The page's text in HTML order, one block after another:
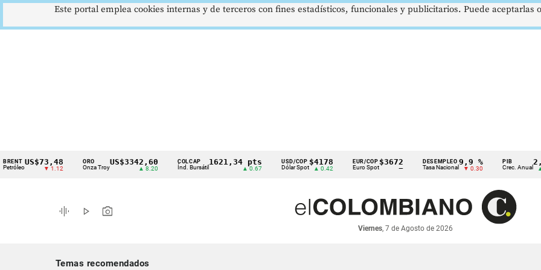
Cintillo
indicadores
económicos
US$73,48
▼ 1.12
ORO
Onza Troy
US$3342,60 COLCAP
Índ. Bursátil
1621,34 pts USD/COP
Dólar Spot
$4178
▲ 0.42
EUR/COP
Euro Spot
$3672
—
DESEMPLEO
Tasa Nacional
9,9 %
▼ 0.30
PIB
Crec. Anual
2,8 %
▲ 0.10
graphic_eq play_arrow photo_camera
Viernes, 7 de Agosto de 2026
Temas recomendados
Este portal emplea cookies internas y de terceros con fines estadísticos, funcionales y publicitarios. Puede aceptarlas